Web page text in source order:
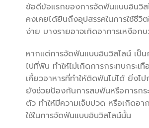
ข้อดีข้อแรกของการจัดฟันแบบอินวิส
คงเคยได้ยินถึงอุปสรรคในการใช้ชีวิ
ง่าย บางรายอาจเกิดอาการเหงือ
หากแต่การจัดฟันแบบอินวิสไลน์ เป็
ไปที่ฟัน ทำให้ไม่เกิดการกระทบกระ
เคี้ยวอาหารที่ทำให้ติดฟันไม่ได้ ยิ่ง
ยังช่วยป้องกันการสบฟันหรือการก
ตัว ทำให้มีความเจ็บปวด หรือเกิดอ
ใช้ในการจัดฟันแบบอินวิสไลน์นั้น